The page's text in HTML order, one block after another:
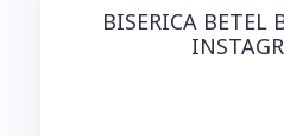
BISERICA BETEL